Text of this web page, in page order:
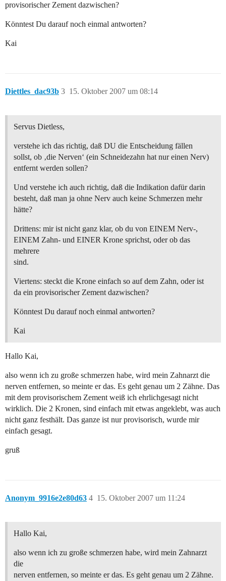
provisorischer Zement dazwischen?
Könntest Du darauf noch einmal antworten?
Kai
Diettles_dac93b 15. Oktober 2007 um 08:14
3
Servus Dietless,
verstehe ich das richtig, daß DU die Entscheidung fällen
sollst, ob ‚die Nerven‘ (ein Schneidezahn hat nur einen Nerv)
entfernt werden sollen?
Und verstehe ich auch richtig, daß die Indikation dafür darin
besteht, daß man ja ohne Nerv auch keine Schmerzen mehr
hätte?
Drittens: mir ist nicht ganz klar, ob du von EINEM Nerv-,
EINEM Zahn- und EINER Krone sprichst, oder ob das
mehrere
sind.
Viertens: steckt die Krone einfach so auf dem Zahn, oder ist
da ein provisorischer Zement dazwischen?
Könntest Du darauf noch einmal antworten?
Kai
Hallo Kai,
also wenn ich zu große schmerzen habe, wird mein Zahnarzt die
nerven entfernen, so meinte er das. Es geht genau um 2 Zähne. Das
mit dem provisorischem Zement weiß ich ehrlichgesagt nicht
wirklich. Die 2 Kronen, sind einfach mit etwas angeklebt, was auch
nicht ganz festhält. Das ganze ist nur provisorisch, wurde mir
einfach gesagt.
gruß
Anonym_9916e2e80d63 15. Oktober 2007 um 11:24
4
Hallo Kai,
also wenn ich zu große schmerzen habe, wird mein Zahnarzt
die
nerven entfernen, so meinte er das. Es geht genau um 2 Zähne.